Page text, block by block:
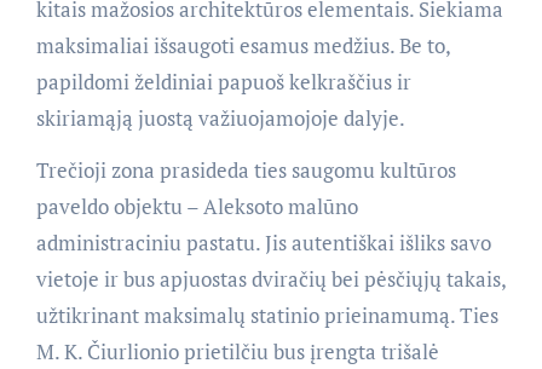
kitais mažosios architektūros elementais. Siekiama
maksimaliai išsaugoti esamus medžius. Be to,
papildomi želdiniai papuoš kelkraščius ir
skiriamąją juostą važiuojamojoje dalyje.
Trečioji zona prasideda ties saugomu kultūros
paveldo objektu – Aleksoto malūno
administraciniu pastatu. Jis autentiškai išliks savo
vietoje ir bus apjuostas dviračių bei pėsčiųjų takais,
užtikrinant maksimalų statinio prieinamumą. Ties
M. K. Čiurlionio prietilčiu bus įrengta trišalė